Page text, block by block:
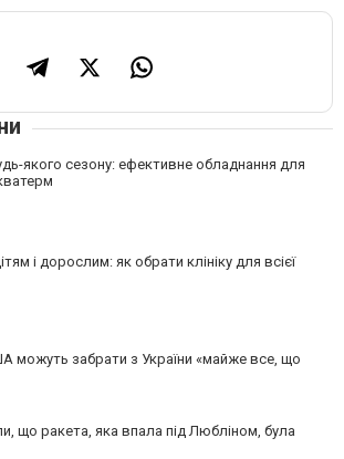
якого сезону: ефективне обладнання для
і дорослим: як обрати клініку для всієї
можуть забрати з України «майже все, що
що ракета, яка впала під Любліном, була